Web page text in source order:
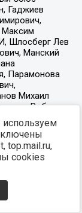
top.mail.ru,
cookies